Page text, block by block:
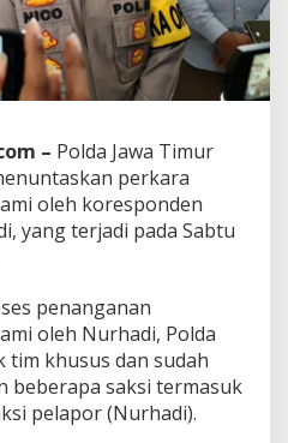
– Polda Jawa Timur
perkara
oleh koresponden
yang terjadi pada Sabtu
penanganan
oleh Nurhadi, Polda
tim khusus dan sudah
beberapa saksi termasuk
pelapor (Nurhadi).